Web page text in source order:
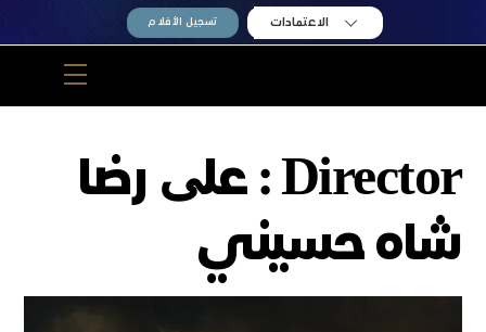
الاعتمادات تسجيل الأفلام
Menu
Director :
علی رضا
شاه حسيني